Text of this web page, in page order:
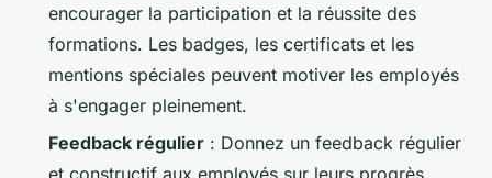
encourager la participation et la réussite des
formations. Les badges, les certificats et les
mentions spéciales peuvent motiver les employés
à s'engager pleinement.
Feedback régulier : Donnez un feedback régulier